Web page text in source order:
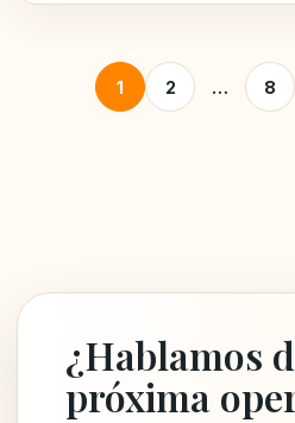
1 2 … 8
¿Hablamos
próxima